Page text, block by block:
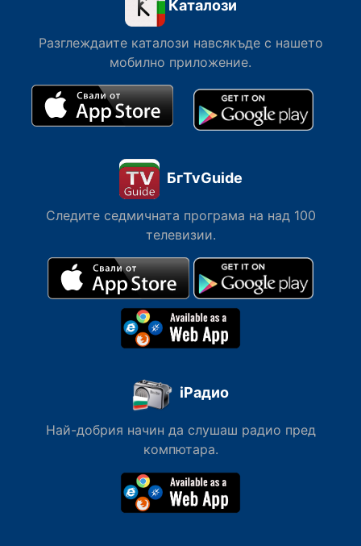
Каталози
Разглеждаите каталози навсякъде с нашето
мобилно приложение.
БгTvGuide
Следите седмичната програма на над 100
телевизии.
iРадио
Най-добрия начин да слушаш радио пред
компютара.